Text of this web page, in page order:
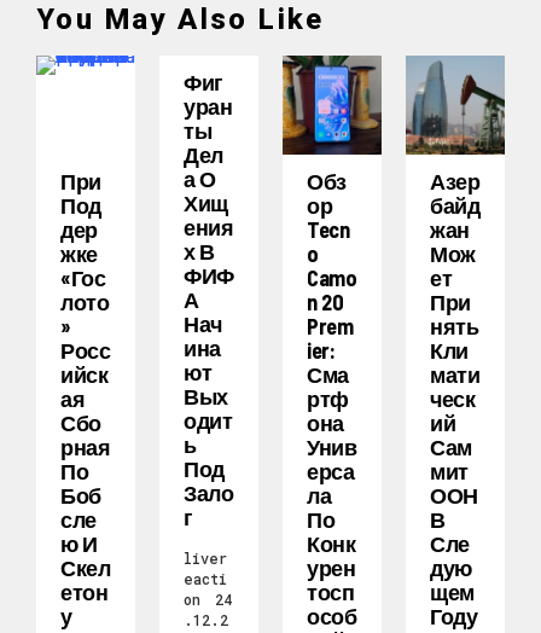
You May Also Like
При
Под
Дер
Жке
«Гос
Лото
»
Росс
Ийск
Ая
Сбо
Рная
По
Боб
Сле
Ю И
Скел
Етон
У
Фиг
Уран
Ты
Дел
А О
Хищ
Ения
Х В
ФИФ
А
Нач
Ина
Ют
Вых
Одит
Ь
Под
Зало
Г
liver
eacti
on
24
.12.2
Обз
Ор
Tecn
O
Camo
N 20
Prem
Ier:
Сма
Ртф
Она
Унив
Ерса
Ла
По
Конк
Урен
Тосп
Особ
Азер
Байд
Жан
Мож
Ет
При
Нять
Кли
Мати
Ческ
Ий
Сам
Мит
ООН
В
Сле
Дую
Щем
Году